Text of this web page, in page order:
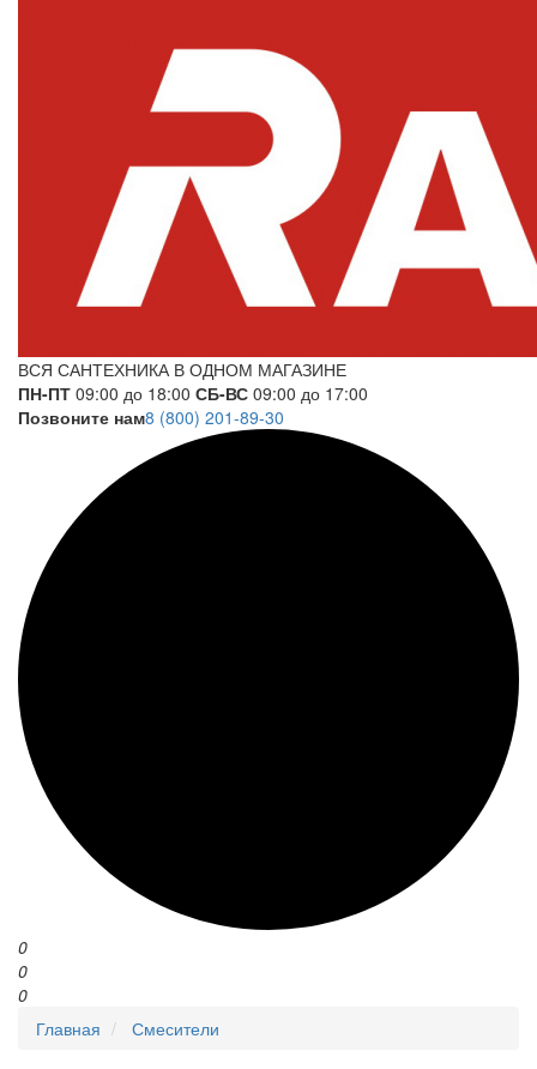
ВСЯ САНТЕХНИКА В ОДНОМ МАГАЗИНЕ
ПН-ПТ 09:00 до 18:00 СБ-ВС 09:00 до 17:00
Позвоните нам8 (800) 201-89-30
0
0
0
Главная
Смесители